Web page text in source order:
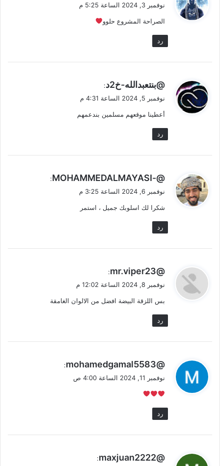
ل
نوفمبر 3, 2024 الساعة 5:25 م
الصراحة المشروع حلوو
رد
ي
ل
@بنتعبدالله-خ2د
:
نوفمبر 5, 2024 الساعة 4:31 م
أعطينا موقعهم مسلمين بندعمهم
رد
ي
ل
@-MOHAMMEDALMAYASI
:
نوفمبر 6, 2024 الساعة 3:25 م
شكرا لك اسلوبك جميل ، استمر
رد
ي
ل
@mr.viper23
:
نوفمبر 8, 2024 الساعة 12:02 م
بس اللزقة البيضة افضل من الالوان الغامقة
رد
ي
ل
@mohamedgamal5583
:
نوفمبر 11, 2024 الساعة 4:00 ص
رد
ي
@maxjuan2222
: